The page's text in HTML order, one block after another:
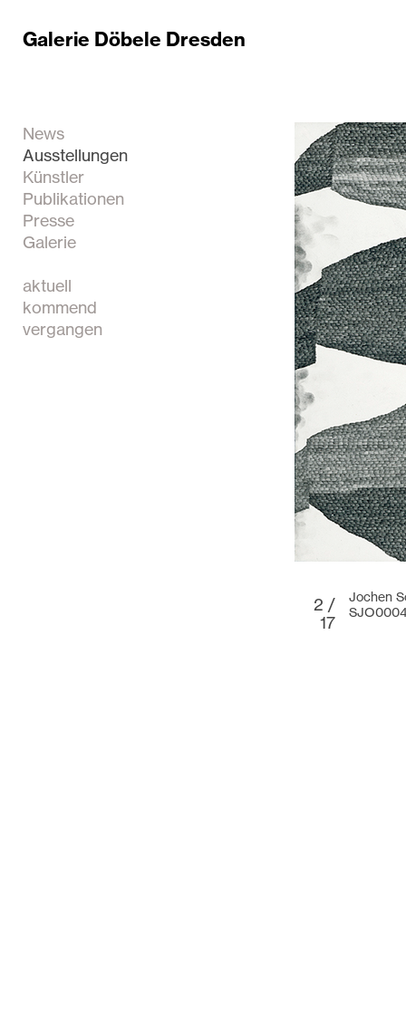
Galerie Döbele Dresden
News
Ausstellungen
Künstler
Publikationen
Presse
Galerie
aktuell
kommend
vergangen
2 /
17
Jochen